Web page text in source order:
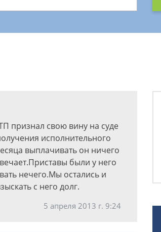
признал свою вину на суде
исполнительного
выплачивать он ничего
были у него
нечего.Мы остались и
с него долг.
5 апреля 2013 г. 9:24